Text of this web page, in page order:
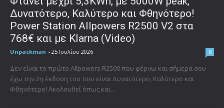
Δυνατότερο, Καλύτερο και Φθηνότερο!
Power Station Allpowers R2500 V2 στα
768€ και με Klarna (Video)
Unpackman - 25 Ιουλίου 2026 0
Δεν είναι το πρώτο Allpowers R2500 που φέρνω και σήμερα σου
έχω την 2η έκδοση του που είναι Δυνατότερο, Καλύτερο και
Φθηνότερο! Ακολουθεί όπως και...